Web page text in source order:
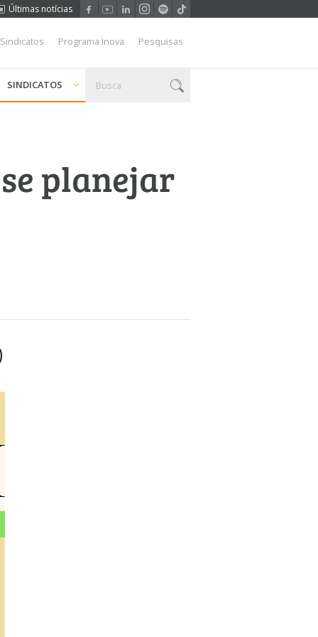
Últimas notícias
Programa Inova Pesquisas
SINDICATOS
planejar